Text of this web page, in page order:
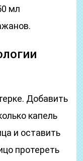
мл
Добавить
капель
и оставить
протереть